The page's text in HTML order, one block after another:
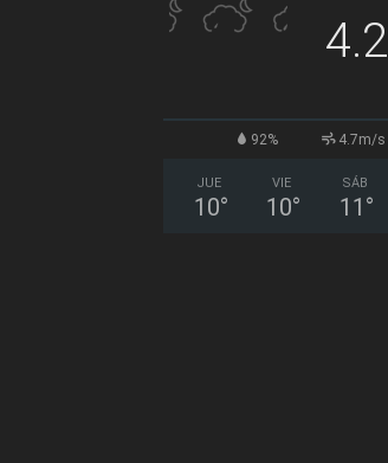
4.2
92% 4.7m/s
JUE
10°
VIE
10°
SÁB
11 °